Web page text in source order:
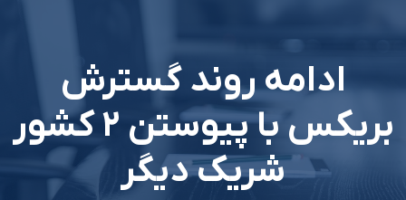
ادامه روند گسترش
بریکس با پیوستن ۲ کشور
شریک دیگر